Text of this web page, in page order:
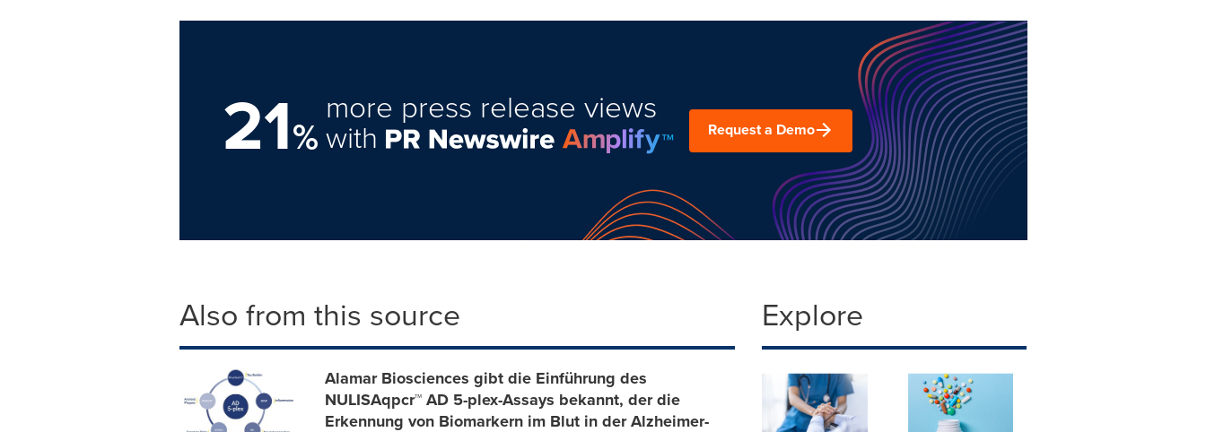
21%
more press release views
with Request a Demo
Also from this source
Alamar Biosciences gibt die Einführung des
NULISAqpcr™ AD 5-plex-Assays bekannt, der die
Erkennung von Biomarkern im Blut in der Alzheimer-
Explore